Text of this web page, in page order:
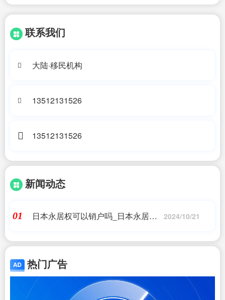
联系我们
大陆·移民机构
13512131526
13512131526
新闻动态
01
日本永居权可以销户吗_日本永居和
单!_日本移民,希腊移民,美国移民_问
2024/10/21
热门广告